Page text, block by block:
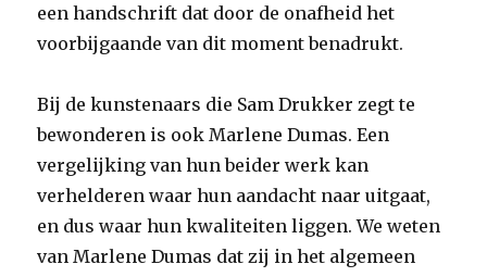
een handschrift dat door de onafheid het
voorbijgaande van dit moment benadrukt.
Bij de kunstenaars die Sam Drukker zegt te
bewonderen is ook Marlene Dumas. Een
vergelijking van hun beider werk kan
verhelderen waar hun aandacht naar uitgaat,
en dus waar hun kwaliteiten liggen. We weten
van Marlene Dumas dat zij in het algemeen